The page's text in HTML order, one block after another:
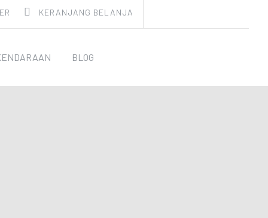
KERANJANG BELANJA
BLOG